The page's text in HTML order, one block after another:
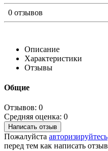
0 отзывов
Описание
Характеристики
Отзывы
Общие
Отзывов: 0
Средняя оценка: 0
Написать отзыв
Пожалуйста авторизируйтесь
перед тем как написать отзыв